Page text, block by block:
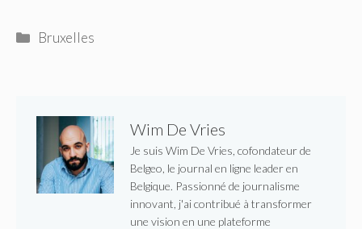
Catégories
Bruxelles
Wim De Vries
Je suis Wim De Vries, cofondateur de
Belgeo, le journal en ligne leader en
Belgique. Passionné de journalisme
innovant, j'ai contribué à transformer
une vision en une plateforme